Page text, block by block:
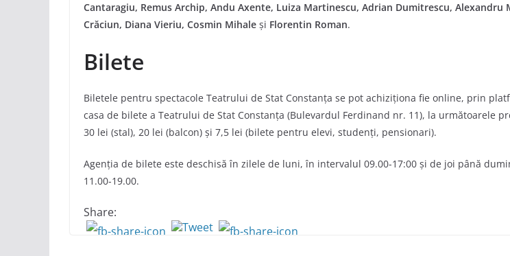
Cantaragiu, Remus Archip, Andu Axente, Luiza Martinescu, Adrian Dumitrescu, Alexandru
Crăciun, Diana Vieriu, Cosmin Mihale și Florentin Roman.
Bilete
Biletele pentru spectacole Teatrului de Stat Constanța se pot achiziționa fie online, prin
casa de bilete a Teatrului de Stat Constanța (Bulevardul Ferdinand nr. 11), la următoarele
30 lei (stal), 20 lei (balcon) și 7,5 lei (bilete pentru elevi, studenți, pensionari).
Agenția de bilete este deschisă în zilele de luni, în intervalul 09.00-17:00 și de joi până
11.00-19.00.
Share: